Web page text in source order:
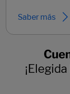
Saber más